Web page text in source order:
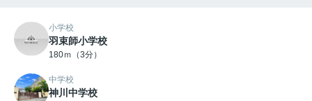
小学校
羽束師小学校
180ｍ（3分）
中学校
神川中学校